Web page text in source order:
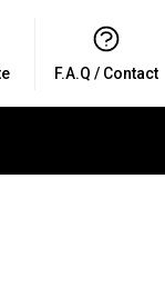
F.A.Q / Contact